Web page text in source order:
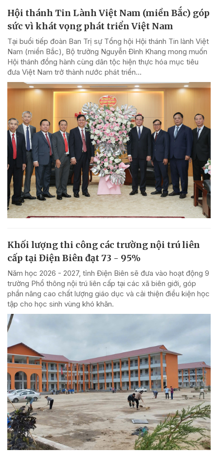
Hội thánh Tin Lành Việt Nam (miền Bắc) góp
sức vì khát vọng phát triển Việt Nam
Tại buổi tiếp đoàn Ban Trị sự Tổng hội Hội thánh Tin lành Việt
Nam (miền Bắc), Bộ trưởng Nguyễn Đình Khang mong muốn
Hội thánh đồng hành cùng dân tộc hiện thực hóa mục tiêu
đưa Việt Nam trở thành nước phát triển...
Khối lượng thi công các trường nội trú liên
cấp tại Điện Biên đạt 73 - 95%
Năm học 2026 - 2027, tỉnh Điện Biên sẽ đưa vào hoạt động 9
trường Phổ thông nội trú liên cấp tại các xã biên giới, góp
phần nâng cao chất lượng giáo dục và cải thiện điều kiện học
tập cho học sinh vùng khó khăn.